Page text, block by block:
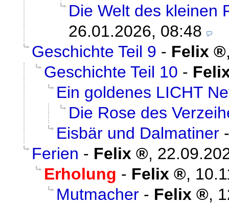
Die Welt des kleinen
26.01.2026, 08:48
Geschichte Teil 9 - Felix
Geschichte Teil 10 -
Ein goldenes LICHT
Die Rose des
Eisbär und Dalmatiner
Ferien - Felix ,
Erholung - Felix ,
Mutmacher - Felix ,